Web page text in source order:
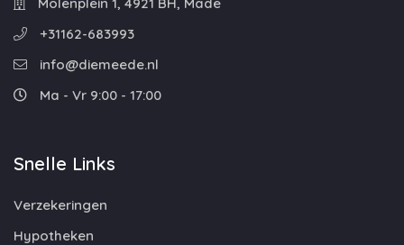
+31162-683993
info@diemeede.nl
Ma - Vr 9:00 - 17:00
Snelle Links
Verzekeringen
Hypotheken